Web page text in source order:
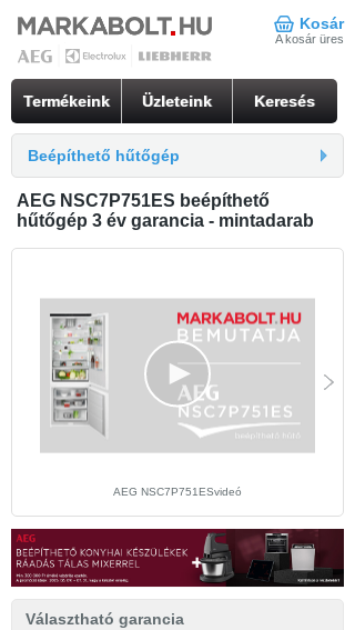
Kosár
A kosár üres
Termékeink Üzleteink Keresés
Beépíthető hűtőgép
AEG NSC7P751ES beépíthető
hűtőgép 3 év garancia - mintadarab
AEG NSC7P751ESvideó
Választható garancia